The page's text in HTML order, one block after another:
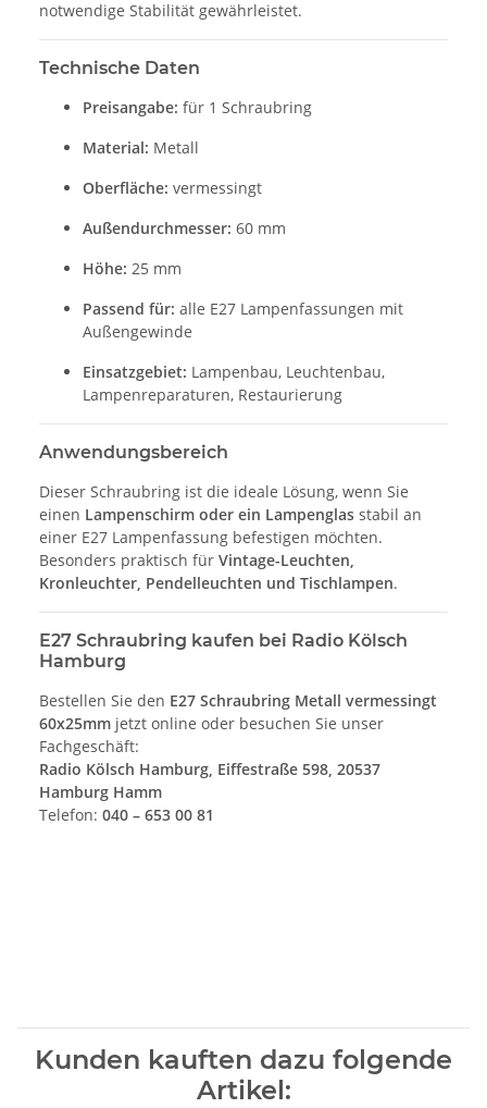
notwendige Stabilität gewährleistet.
Technische Daten
Preisangabe: für 1 Schraubring
Material: Metall
Oberfläche: vermessingt
Außendurchmesser: 60 mm
Höhe: 25 mm
Passend für: alle E27 Lampenfassungen mit
Außengewinde
Einsatzgebiet: Lampenbau, Leuchtenbau,
Lampenreparaturen, Restaurierung
Anwendungsbereich
Dieser Schraubring ist die ideale Lösung, wenn Sie
einen Lampenschirm oder ein Lampenglas stabil an
einer E27 Lampenfassung befestigen möchten.
Besonders praktisch für Vintage-Leuchten,
Kronleuchter, Pendelleuchten und Tischlampen.
E27 Schraubring kaufen bei Radio Kölsch
Hamburg
Bestellen Sie den E27 Schraubring Metall vermessingt
60x25mm jetzt online oder besuchen Sie unser
Fachgeschäft:
Radio Kölsch Hamburg, Eiffestraße 598, 20537
Hamburg Hamm
Telefon: 040 – 653 00 81
Kunden kauften dazu folgende
Artikel: